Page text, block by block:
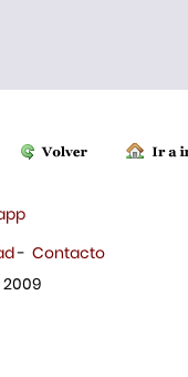
- Contacto